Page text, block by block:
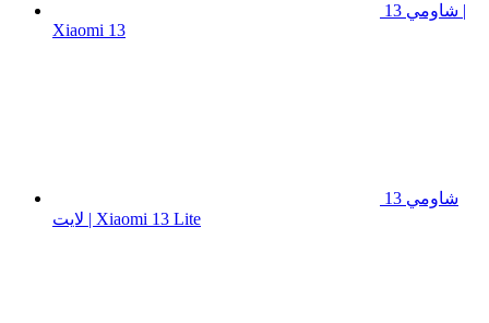
شاومي 13 |
Xiaomi 13
شاومي 13
لايت | Xiaomi 13 Lite